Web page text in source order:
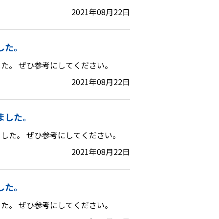
2021年08月22日
。
。 ぜひ参考にしてください。
2021年08月22日
た。
た。 ぜひ参考にしてください。
2021年08月22日
。
。 ぜひ参考にしてください。